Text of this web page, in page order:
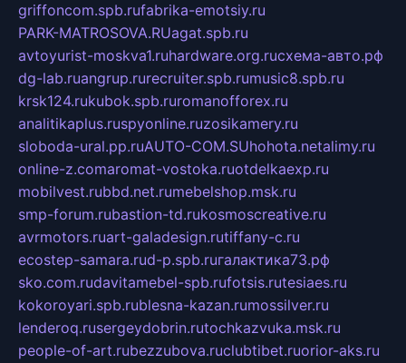
griffoncom.spb.rufabrika-emotsiy.ru
PARK-MATROSOVA.RUagat.spb.ru
avtoyurist-moskva1.ruhardware.org.ruсхема-авто.рф
dg-lab.ruangrup.rurecruiter.spb.rumusic8.spb.ru
krsk124.rukubok.spb.ruromanofforex.ru
analitikaplus.ruspyonline.ruzosikamery.ru
sloboda-ural.pp.ruAUTO-COM.SUhohota.netalimy.ru
online-z.comaromat-vostoka.ruotdelkaexp.ru
mobilvest.rubbd.net.rumebelshop.msk.ru
smp-forum.rubastion-td.rukosmoscreative.ru
avrmotors.ruart-galadesign.rutiffany-c.ru
ecostep-samara.rud-p.spb.ruгалактика73.рф
sko.com.rudavitamebel-spb.rufotsis.rutesiaes.ru
kokoroyari.spb.rublesna-kazan.rumossilver.ru
lenderoq.rusergeydobrin.rutochkazvuka.msk.ru
people-of-art.rubezzubova.ruclubtibet.ruorior-aks.ru